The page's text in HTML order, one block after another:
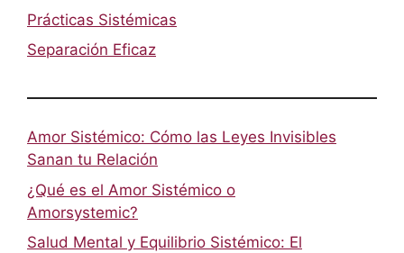
Prácticas Sistémicas
Separación Eficaz
Amor Sistémico: Cómo las Leyes Invisibles
Sanan tu Relación
¿Qué es el Amor Sistémico o
Amorsystemic?
Salud Mental y Equilibrio Sistémico: El